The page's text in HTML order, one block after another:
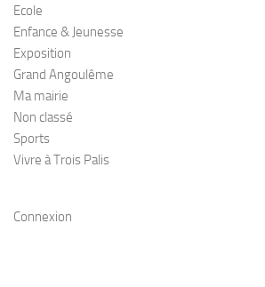
Ecole
Enfance & Jeunesse
Exposition
Grand Angoulême
Ma mairie
Non classé
Sports
Vivre à Trois Palis
Connexion